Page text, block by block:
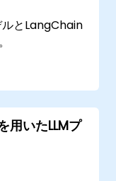
とLangChain
うになる。
ションでよく
る。
用いたLLMプ